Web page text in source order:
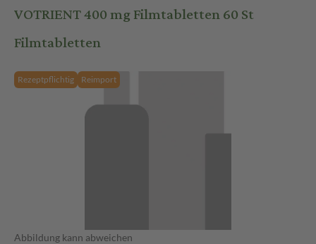
VOTRIENT 400 mg Filmtabletten 60 St
Filmtabletten
Rezeptpflichtig Reimport
Abbildung kann abweichen